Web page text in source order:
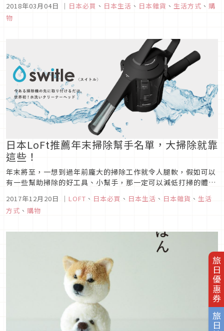
旅日優惠券
空間，這篇文章要來介紹一下在我們常見的宜得利裡有哪些具有
人氣且價格合理的收納工具是日本家庭常常會利用的呢？
2018年03月04日 ｜ 日本必買 、 日本生活 、 日本雜貨 、 生活方式 、 購
物
日本LoFt推薦年末掃除幫手名單，大掃除就靠
這些！
年末將至，一想到過年前龐大的掃除工作就令人腿軟，假如可以
有一些幫助掃除的好工具、小幫手，那一定可以減低打掃的體力
些超棒的家事小精靈！日本人也超愛用的就是這幾款！
2017年12月20日 ｜ LOFT 、 日本必買 、 日本生活 、 日本雜貨 、 生活
方式 、 購物